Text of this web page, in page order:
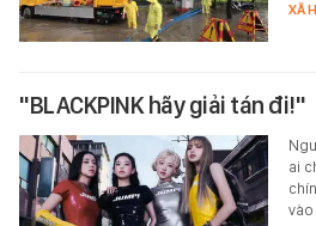
XÃ
"BLACKPINK hãy giải tán đi!"
ai
vào